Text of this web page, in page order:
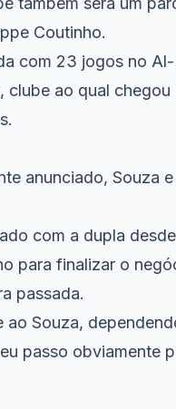
Coutinho.
com 23 jogos no
ao qual
anunciado, Souza
com a dupla
para finalizar o
passada.
Souza,
passo obviamente